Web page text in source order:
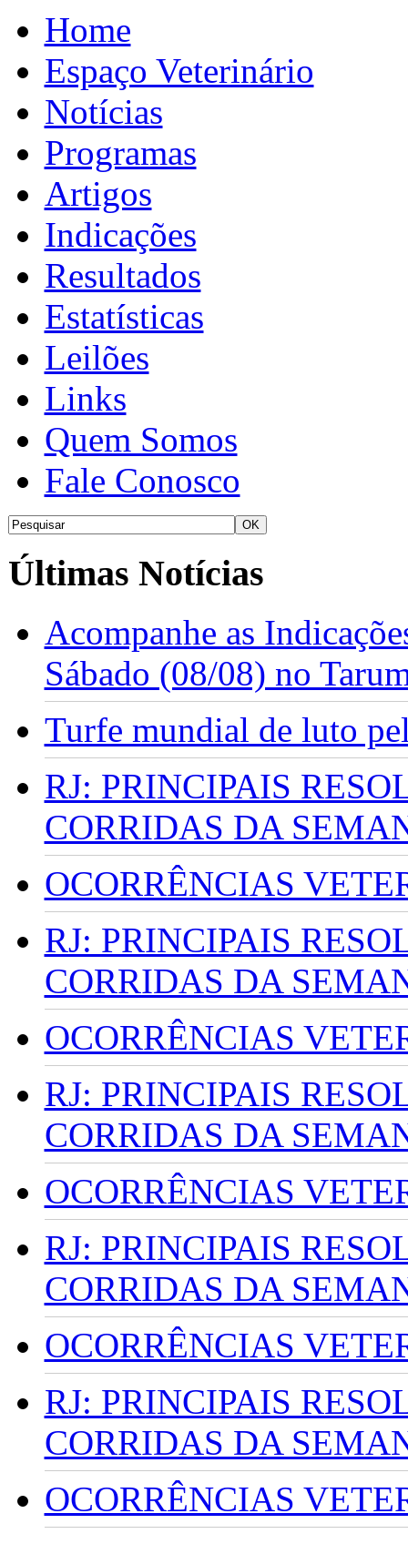
Home
Espaço Veterinário
Notícias
Programas
Artigos
Indicações
Resultados
Estatísticas
Leilões
Links
Quem Somos
Fale Conosco
Últimas Notícias
Acompanhe as
Sábado (08/08) no
Turfe mundial de luto
RJ: PRINCIPAIS
CORRIDAS DA
OCORRÊNCIAS
RJ: PRINCIPAIS
CORRIDAS DA
OCORRÊNCIAS
RJ: PRINCIPAIS
CORRIDAS DA
OCORRÊNCIAS
RJ: PRINCIPAIS
CORRIDAS DA
OCORRÊNCIAS
RJ: PRINCIPAIS
CORRIDAS DA
OCORRÊNCIAS